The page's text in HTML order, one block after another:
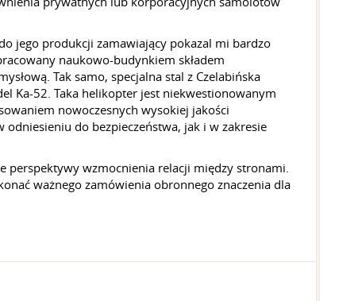
jego produkcji zamawiający pokazal mi bardzo
naukowo-budynkiem składem
Tak samo, specjalna stal z Czelabińska
Ka-52. Taka helikopter jest niekwestionowanym
nowoczesnych wysokiej jakości
do bezpieczeństwa, jak i w zakresie
perspektywy wzmocnienia relacji między stronami.
ważnego zamówienia obronnego znaczenia dla